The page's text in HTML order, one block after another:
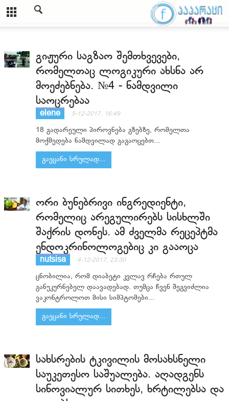
გიჟური საგზაო შემთხვევები,
რომელთაც ლოგიკური ახსნა არ
მოეძებნება. №4 - ნამდვილი
საოცრებაა
elene 5-12-2017, 16:49
18 გადარეული პიროვნება გზებზე, რომელთა
მოქმედება ნამდვილად გაგაოცებთ...
გაეცანი სრულად...
ორი ბუნებრივი ინგრედიენტი,
რომელიც არეგულირებს სისხლში
შაქრის დონეს. ამ ძველმა რეცეპტმა
ენდოკრინოლოგებიც კი გააოცა
nutsisa 4-12-2017, 23:30
ცნობილია, რომ დიაბეტი კვლავ რჩება რთულ
განუკურნებელ დაავადებად. თუმცა ჩვენ შეგვიძლია
ვაკონტროლოთ მისი სიმპტომები...
გაეცანი სრულად...
სახსრების ტკივილის მოსახსნელი
საუკეთესო საშუალება. აღადგენს
სინოვიალურ სითხეს, ხრტილებსა და